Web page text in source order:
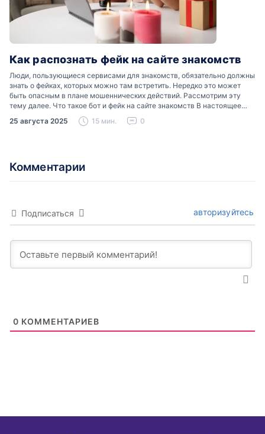
Как распознать фейк на сайте знакомств
Люди, пользующиеся сервисами для знакомств, обязательно должны
знать о фейках, которых можно там встретить. Нередко это может
быть опасным в плане мошеннических действий. Рассмотрим эту
тему далее. Что такое бот и фейк на сайте знакомств В настоящее
время можно встретить свою…
25 августа 2025 15 мин. 0
Комментарии
Подписаться авторизуйтесь
0 КОММЕНТАРИЕВ